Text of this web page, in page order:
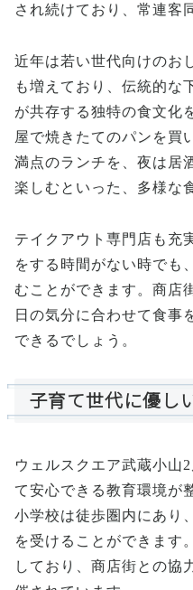
され続けており、常連客
近年は若い世代向けのお
も増えており、伝統的な
が共存する独特の食文化
屋で焼きたてのパンを買
満点のランチを、夜は居
楽しむといった、多様な
テイクアウト専門店も充
をする時間がない時でも
むことができます。商店
日の気分に合わせて食事
できるでしょう。
子育て世代に優し
ウェルスクエア武蔵小山
て安心できる教育環境が
小学校は徒歩圏内にあり
を受けることができます
しており、商店街との協